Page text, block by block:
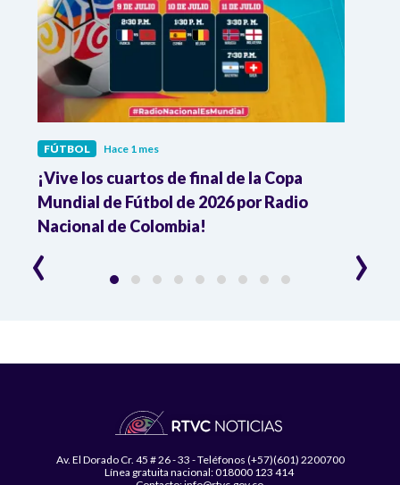
FÚTBOL Hace 1 mes
¡Vive los cuartos de final de la Copa
Mundial de Fútbol de 2026 por Radio
Nacional de Colombia!
‹ ›
Av. El Dorado Cr. 45 # 26 - 33 - Teléfonos (+57)(601) 2200700
Línea gratuita nacional: 018000 123 414